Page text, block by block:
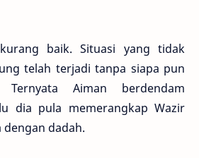
baik. Situasi yang tidak
telah terjadi tanpa siapa pun
Aiman berdendam
dia pula memerangkap Wazir
dadah.